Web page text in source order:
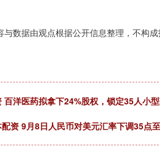
数据由观点根据公开信息整理，不构成
百洋医药拟拿下24%股权，锁定35人小型
资 9月8日人民币对美元汇率下调35点